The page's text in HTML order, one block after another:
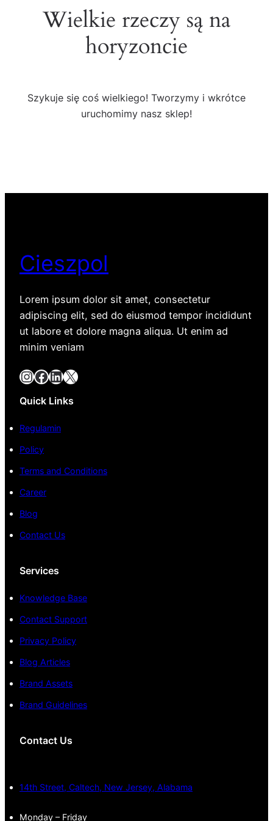
Wielkie rzeczy są na
horyzoncie
Szykuje się coś wielkiego! Tworzymy i wkrótce
uruchomimy nasz sklep!
Cieszpol
Lorem ipsum dolor sit amet, consectetur
adipiscing elit, sed do eiusmod tempor incididunt
ut labore et dolore magna aliqua. Ut enim ad
minim veniam
InstagramFacebook LinkedIn X
Quick Links
Regulamin
Policy
Terms and Conditions
Career
Blog
Contact Us
Services
Knowledge Base
Contact Support
Privacy Policy
Blog Articles
Brand Assets
Brand Guidelines
Contact Us
14th Street, Caltech, New Jersey, Alabama
Monday – Friday